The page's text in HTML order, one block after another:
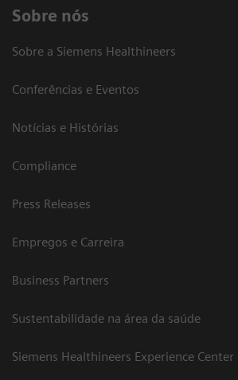
Sobre nós
Sobre a Siemens Healthineers
Conferências e Eventos
Notícias e Histórias
Compliance
Press Releases
Empregos e Carreira
Business Partners
Sustentabilidade na área da saúde
Siemens Healthineers Experience Center